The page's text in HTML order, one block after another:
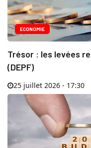
ECONOMIE
Trésor : les levées
(DEPF)
25 juillet 2026 - 17:30